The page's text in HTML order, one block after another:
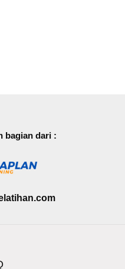
bagian dari :